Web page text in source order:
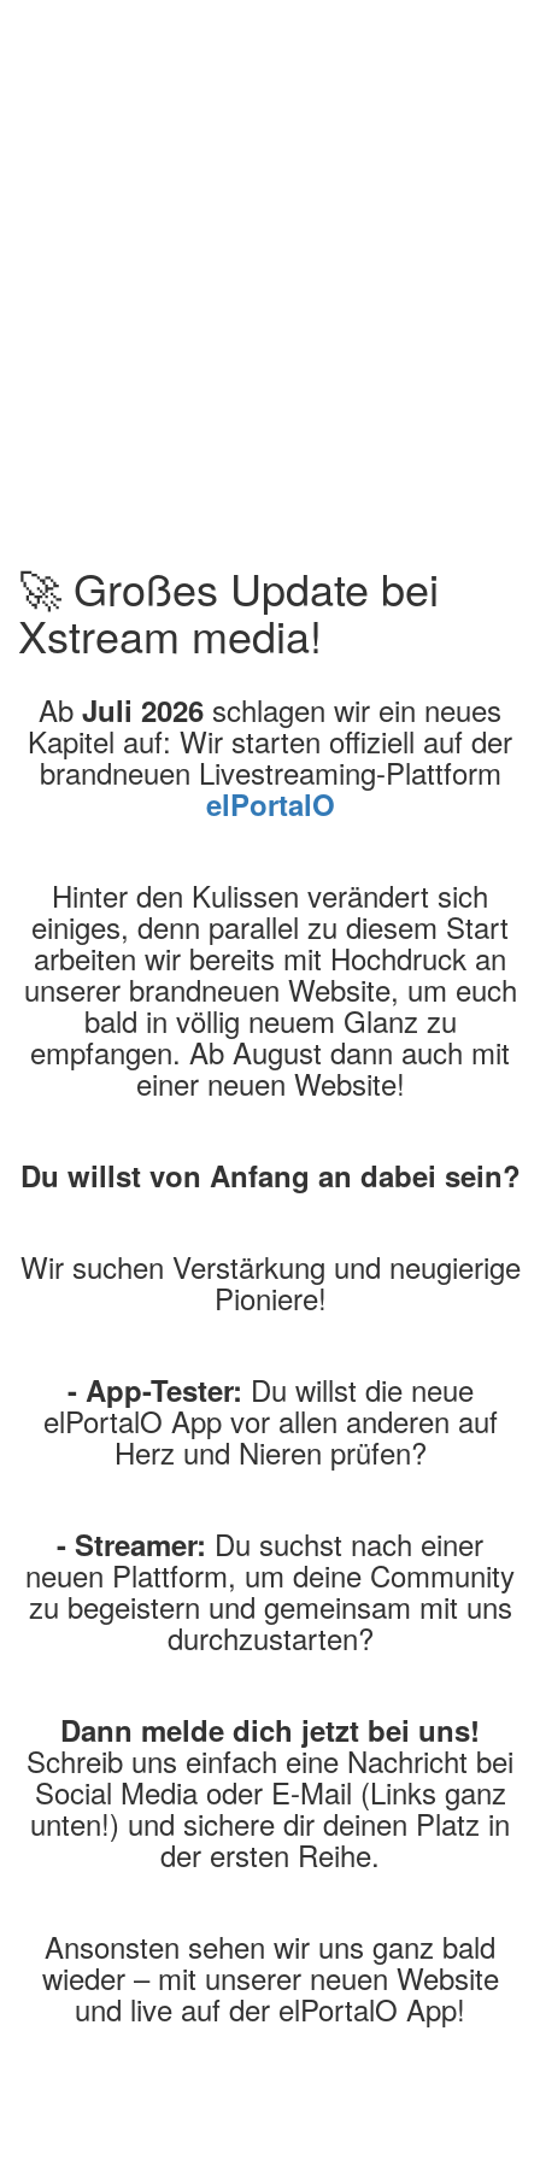
🚀 Großes Update bei
Xstream media!
Ab Juli 2026 schlagen wir ein neues
Kapitel auf: Wir starten offiziell auf der
brandneuen Livestreaming-Plattform
elPortalO
Hinter den Kulissen verändert sich
einiges, denn parallel zu diesem Start
arbeiten wir bereits mit Hochdruck an
unserer brandneuen Website, um euch
bald in völlig neuem Glanz zu
empfangen. Ab August dann auch mit
einer neuen Website!
Du willst von Anfang an dabei sein?
Wir suchen Verstärkung und neugierige
Pioniere!
- App-Tester: Du willst die neue
elPortalO App vor allen anderen auf
Herz und Nieren prüfen?
- Streamer: Du suchst nach einer
neuen Plattform, um deine Community
zu begeistern und gemeinsam mit uns
durchzustarten?
Dann melde dich jetzt bei uns!
Schreib uns einfach eine Nachricht bei
Social Media oder E-Mail (Links ganz
unten!) und sichere dir deinen Platz in
der ersten Reihe.
Ansonsten sehen wir uns ganz bald
wieder – mit unserer neuen Website
und live auf der elPortalO App!